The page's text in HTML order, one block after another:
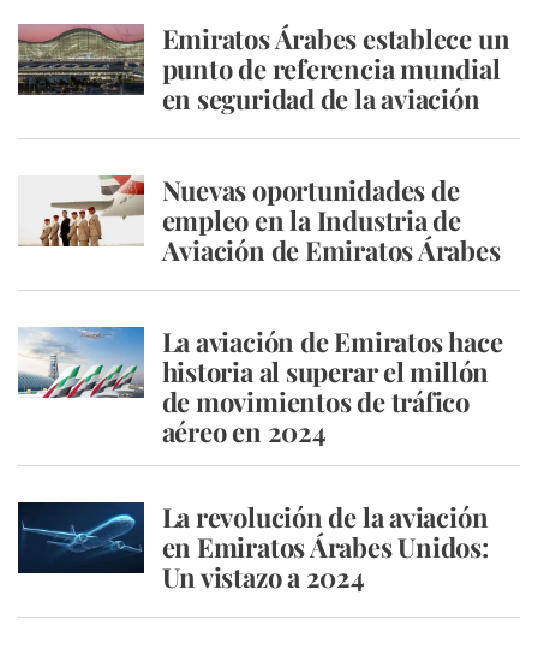
Emiratos Árabes establece un
punto de referencia mundial
en seguridad de la aviación
Nuevas oportunidades de
empleo en la Industria de
Aviación de Emiratos Árabes
La aviación de Emiratos hace
historia al superar el millón
de movimientos de tráfico
aéreo en 2024
La revolución de la aviación
en Emiratos Árabes Unidos:
Un vistazo a 2024